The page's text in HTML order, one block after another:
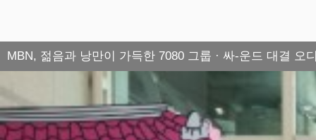
MBN, 젊음과 낭만이 가득한 7080 그룹 · 싸-운드 대결 오